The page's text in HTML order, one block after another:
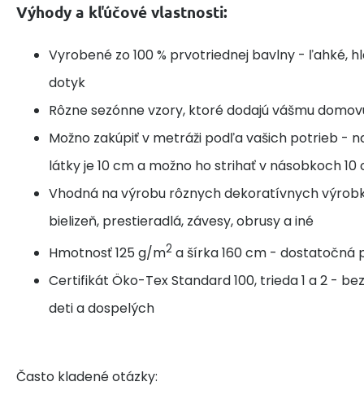
Výhody a kľúčové vlastnosti:
Vyrobené zo 100 % prvotriednej bavlny - ľahké,
dotyk
Rôzne sezónne vzory, ktoré dodajú vášmu
Možno zakúpiť v metráži podľa vašich potrieb -
látky je 10 cm a možno ho strihať v násobkoch 10
Vhodná na výrobu rôznych dekoratívnych
bielizeň, prestieradlá, závesy, obrusy a iné
Hmotnosť 125 g/m2 a šírka 160 cm - dostatočná
Certifikát Öko-Tex Standard 100, trieda 1 a 2 -
deti a dospelých
Často kladené otázky: